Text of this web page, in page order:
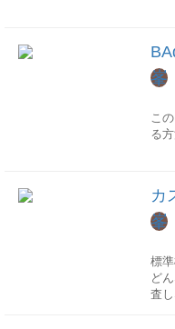
を
指
す。
3.
「
れ
峯
こ
る
を
指
す。
カ
峯
標
ど
査